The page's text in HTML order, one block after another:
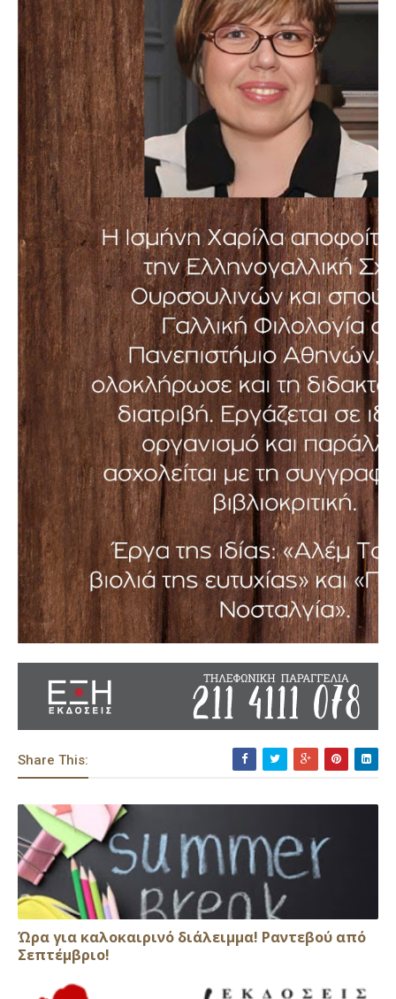
Share This:
Ώρα για καλοκαιρινό διάλειμμα! Ραντεβού από
Σεπτέμβριο!